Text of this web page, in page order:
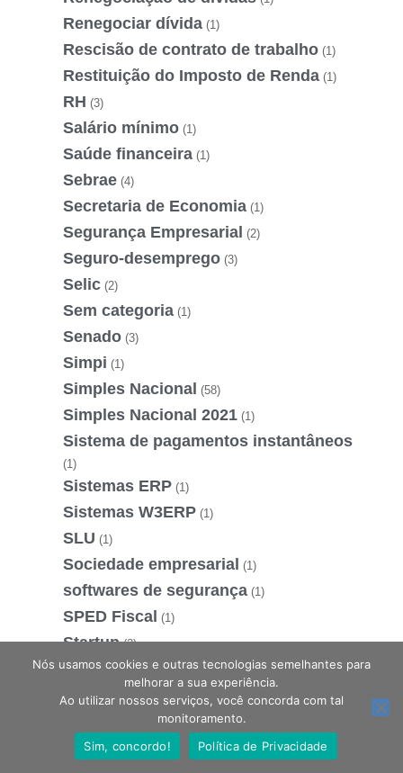
Renegociar dívida (1)
Rescisão de contrato de trabalho (1)
Restituição do Imposto de Renda (1)
RH (3)
Salário mínimo (1)
Saúde financeira (1)
Sebrae (4)
Secretaria de Economia (1)
Segurança Empresarial (2)
Seguro-desemprego (3)
Selic (2)
Sem categoria (1)
Senado (3)
Simpi (1)
Simples Nacional (58)
Simples Nacional 2021 (1)
Sistema de pagamentos instantâneos
(1)
Sistemas ERP (1)
Sistemas W3ERP (1)
SLU (1)
Sociedade empresarial (1)
softwares de segurança (1)
SPED Fiscal (1)
Startup (2)
STF (3)
Substituir Empréstimos (1)
Supremo Tribunal Federal
Suspensão de contrato (1)
Estamos online, podemos te ajudar?
Nós usamos cookies e outras tecnologias semelhantes para
melhorar a sua experiência.
Ao utilizar nossos serviços, você concorda com tal
monitoramento.
Sim, concordo!
Política de Privacidade